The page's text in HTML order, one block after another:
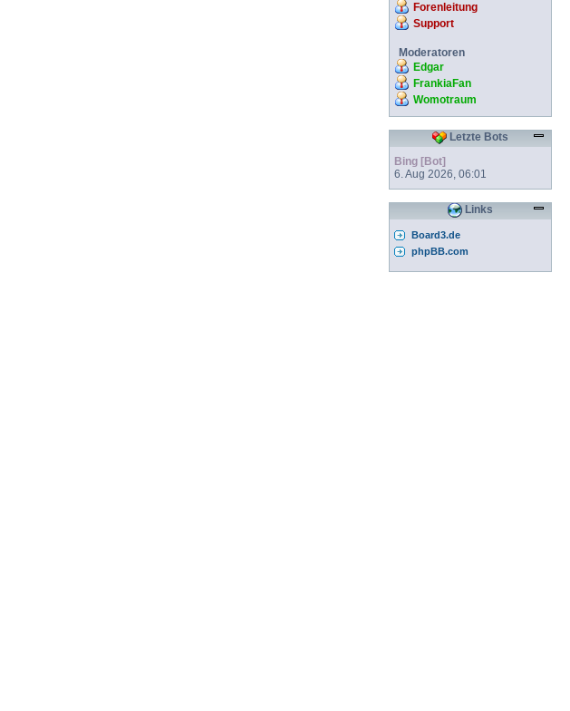
Forenleitung
Support
Moderatoren
Edgar
FrankiaFan
Womotraum
Letzte Bots
Bing [Bot]
6. Aug 2026, 06:01
Links
Board3.de
phpBB.com